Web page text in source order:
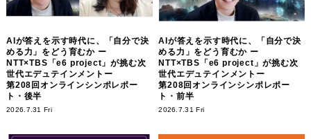
AIが答えを示す時代に、「自分で決
める力」をどう育むか ー
NTT×TBS「e6 project」が挑む次
世代エデュテインメントー
第208回オンラインシンポレポー
ト・後半
2026.7.31 Fri
AIが答えを示す時代に、「自分で決
める力」をどう育むか ー
NTT×TBS「e6 project」が挑む次
世代エデュテインメントー
第208回オンラインシンポレポー
ト・前半
2026.7.31 Fri